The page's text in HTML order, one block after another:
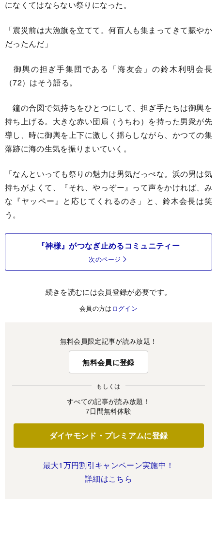
になくてはならない祭りになった。
「震災前は大漁旗を立てて。何百人も集まってきて賑やか
だったんだ」
御輿の担ぎ手集団である「海友会」の鈴木利明会長
（72）はそう語る。
鐘の合図で気持ちをひとつにして、担ぎ手たちは御輿を
持ち上げる。大きな赤い団扇（うちわ）を持った男衆が先
導し、時に御輿を上下に激しく揺らしながら、かつての集
落跡に海の生気を振りまいていく。
「なんといっても祭りの魅力は男気だっぺな。浜の男は気
持ちがよくて、『それ、やっぞー』って声をかければ、み
な『ヤッペー』と応じてくれるのさ」と、鈴木会長は笑
う。
『神様』がつなぎ止めるコミュニティー
次のページ
続きを読むには会員登録が必要です。
会員の方は ログイン
無料会員限定記事が読み放題！
無料会員に登録
もしくは
すべての記事が読み放題！
7日間無料体験
ダイヤモンド・プレミアムに登録
最大1万円割引キャンペーン実施中！
詳細はこちら